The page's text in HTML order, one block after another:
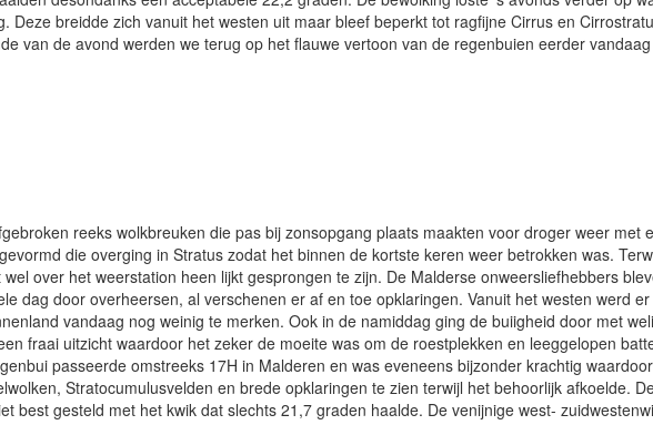
breidde zich vanuit het westen uit maar bleef beperkt tot ragfijne Cirrus en
van de avond werden we terug op het flauwe vertoon van de regenbuien eerder
reeks wolkbreuken die pas bij zonsopgang plaats maakten voor droger weer met
die overging in Stratus zodat het binnen de kortste keren weer betrokken was.
over het weerstation heen lijkt gesprongen te zijn. De Malderse onweersliefhebbers
dag door overheersen, al verschenen er af en toe opklaringen. Vanuit het westen werd
vandaag nog weinig te merken. Ook in de namiddag ging de buiigheid door met
fraai uitzicht waardoor het zeker de moeite was om de roestplekken en leeggelopen
passeerde omstreeks 17H in Malderen en was eveneens bijzonder krachtig
Stratocumulusvelden en brede opklaringen te zien terwijl het behoorlijk afkoelde.
best gesteld met het kwik dat slechts 21,7 graden haalde. De venijnige west-